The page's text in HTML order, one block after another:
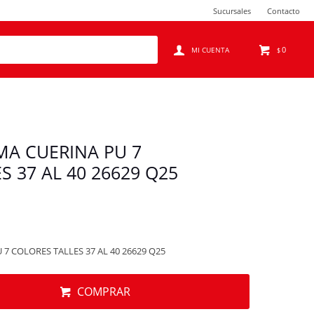
$0
Sucursales Contacto
CUERINA PU 7
37 AL 40 26629 Q25
COLORES TALLES 37 AL 40 26629 Q25
COMPRAR